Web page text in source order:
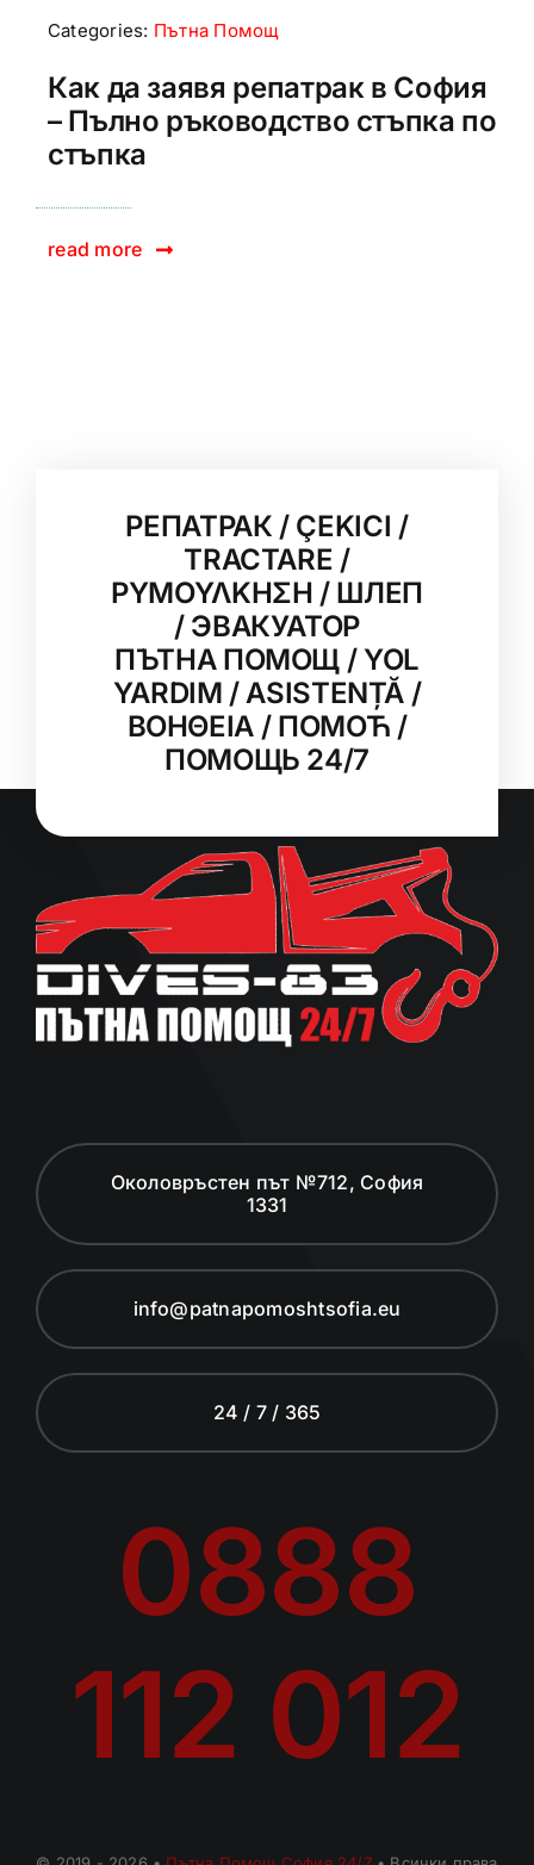
Categories: Пътна Помощ
Как да заявя репатрак в София
– Пълно ръководство стъпка по
стъпка
read more
РЕПАТРАК / ÇEKICI /
TRACTARE /
ΡΥΜΟΥΛΚΗΣΗ / ШЛЕП
/ ЭВАКУАТОР
ПЪТНА ПОМОЩ / YOL
YARDIM / ASISTENȚĂ /
ΒΟΗΘΕΙΑ / ПОМОЋ /
ПОМОЩЬ 24/7
Околовръстен път №712, София
1331
info@patnapomoshtsofia.eu
24 / 7 / 365
0888
112 012